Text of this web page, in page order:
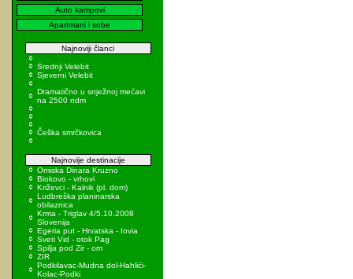
Auto kampovi
Apartmani i sobe
Najnoviji članci
Srednji Velebit
Sjeverni Velebit
Dramatično u snježnoj mećavi
na 2500 ndm
Češka smrčkovica
Najnovije destinacije
Omiska Dinara Kruzno
Biokovo - vrhovi
Križevci - Kalnik (pl. dom)
Ludbreška planinarska
obilaznica
Krma - Triglav 4/5.10.2008
Slovenija
Egeria put - Hrvatska - Iovia
Sveti Vid - otok Pag
Spilja pod Zir - om
ZIR
Podkilavac-Mudna dol-Hahlići-
Kolac-Podki